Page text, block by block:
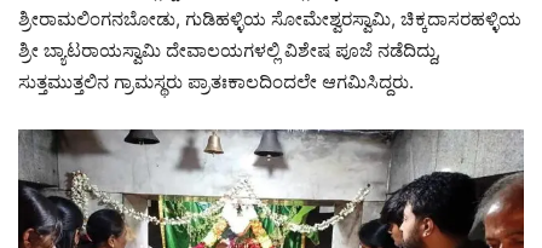
ಶ್ರೀರಾಮಲಿಂಗನಬೋಡು, ಗುಡಿಹಳ್ಳಿಯ ಸೋಮೇಶ್ವರಸ್ವಾಮಿ, ಚಿಕ್ಕದಾಸರಹಳ್ಳಿಯ
ಶ್ರೀ ಬ್ಯಾಟರಾಯಸ್ವಾಮಿ ದೇವಾಲಯಗಳಲ್ಲಿ ವಿಶೇಷ ಪೂಜೆ ನಡೆದಿದ್ದು,
ಸುತ್ತಮುತ್ತಲಿನ ಗ್ರಾಮಸ್ಥರು ಪ್ರಾತಃಕಾಲದಿಂದಲೇ ಆಗಮಿಸಿದ್ದರು.